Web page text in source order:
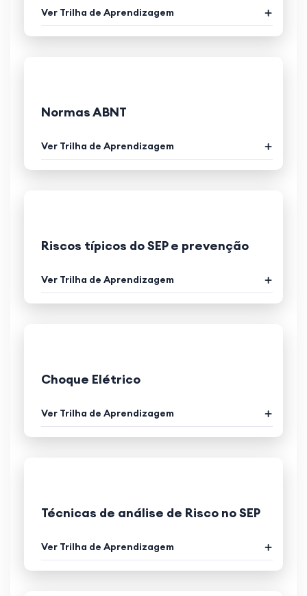
Ver Trilha de Aprendizagem
Normas ABNT
Ver Trilha de Aprendizagem
Riscos típicos do SEP e prevenção
Ver Trilha de Aprendizagem
Choque Elétrico
Ver Trilha de Aprendizagem
Técnicas de análise de Risco no SEP
Ver Trilha de Aprendizagem